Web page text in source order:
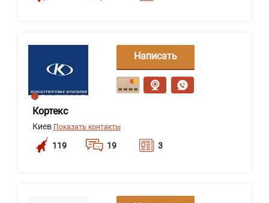
Кортекс
Киев Показать контакты
119 19 3
Написать
сообщение